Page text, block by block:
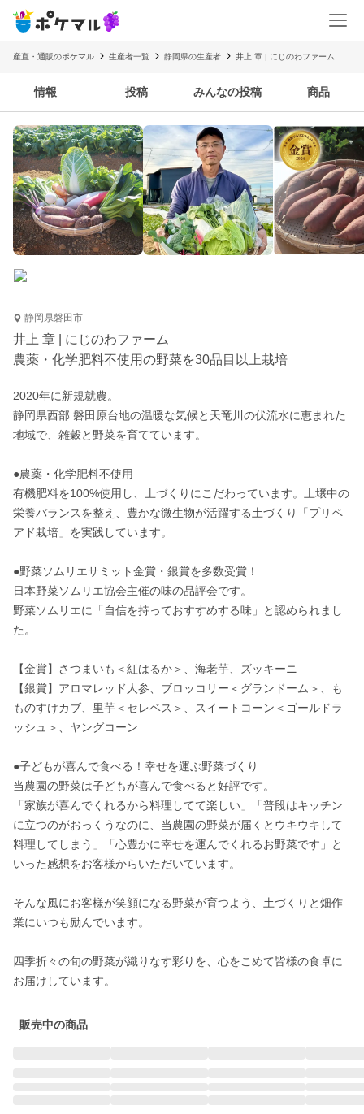
産直・通販のポケマル 生産者一覧 静岡県の生産者 井上 章 | にじのわファーム
情報 投稿 みんなの投稿 商品
静岡県磐田市
井上 章 | にじのわファーム
農薬・化学肥料不使用の野菜を30品目以上栽培
2020年に新規就農。
静岡県西部 磐田原台地の温暖な気候と天竜川の伏流水に恵まれた
地域で、雑穀と野菜を育てています。
●農薬・化学肥料不使用
有機肥料を100%使用し、土づくりにこだわっています。土壌中の
栄養バランスを整え、豊かな微生物が活躍する土づくり「プリペ
アド栽培」を実践しています。
●野菜ソムリエサミット金賞・銀賞を多数受賞！
日本野菜ソムリエ協会主催の味の品評会です。
野菜ソムリエに「自信を持っておすすめする味」と認められまし
た。
【金賞】さつまいも＜紅はるか＞、海老芋、ズッキーニ
【銀賞】アロマレッド人参、ブロッコリー＜グランドーム＞、も
ものすけカブ、里芋＜セレベス＞、スイートコーン＜ゴールドラ
ッシュ＞、ヤングコーン
●子どもが喜んで食べる！幸せを運ぶ野菜づくり
当農園の野菜は子どもが喜んで食べると好評です。
「家族が喜んでくれるから料理してて楽しい」「普段はキッチン
に立つのがおっくうなのに、当農園の野菜が届くとウキウキして
料理してしまう」「心豊かに幸せを運んでくれるお野菜です」と
いった感想をお客様からいただいています。
そんな風にお客様が笑顔になる野菜が育つよう、土づくりと畑作
業にいつも励んでいます。
四季折々の旬の野菜が織りなす彩りを、心をこめて皆様の食卓に
お届けしています。
販売中の商品